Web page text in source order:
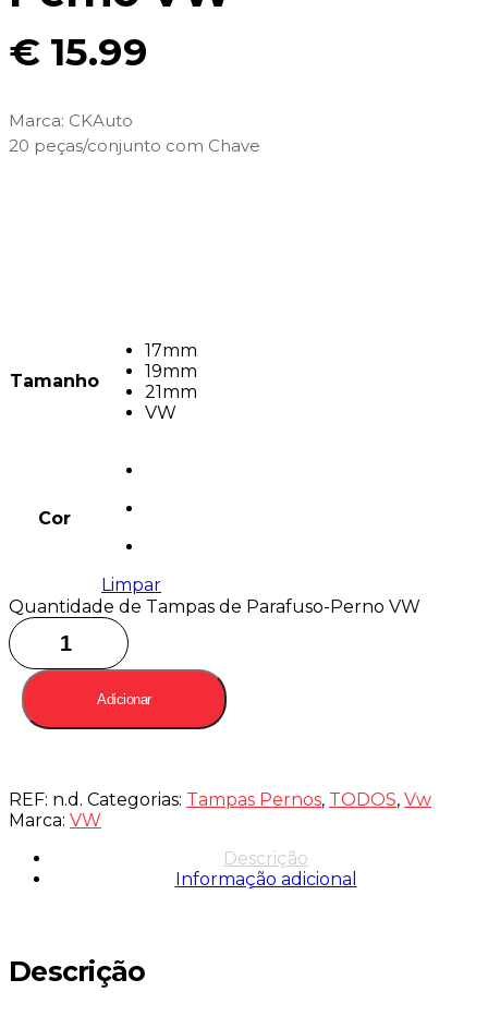
€ 15.99
Marca: CKAuto
20 peças/conjunto com Chave
Tamanho
17mm
19mm
21mm
VW
Cor
Limpar
Quantidade de Tampas de Parafuso-Perno VW
Adicionar
REF: n.d. Categorias: Tampas Pernos, TODOS, Vw
Marca: VW
Descrição
Informação adicional
Descrição